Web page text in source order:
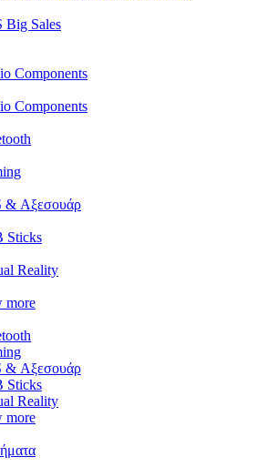
Big Sales
Components
Components
& Αξεσουάρ
Sticks
Reality
more
& Αξεσουάρ
Sticks
Reality
more